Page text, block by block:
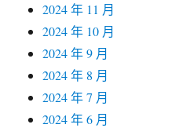
2024 年 11 月
2024 年 10 月
2024 年 9 月
2024 年 8 月
2024 年 7 月
2024 年 6 月